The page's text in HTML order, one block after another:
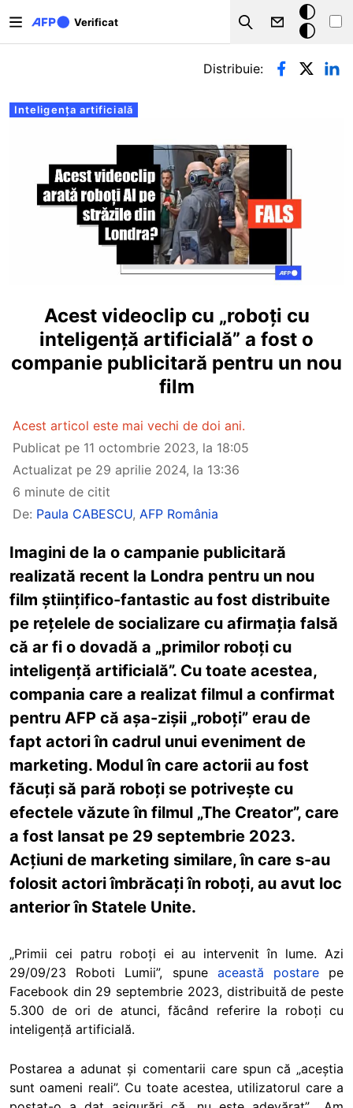
Verificat
Search
Modul
întunecat
Filele principale
Inteligența artificială
Distribuie:
Acest videoclip cu „roboți cu
inteligență artificială” a fost o
companie publicitară pentru un nou
film
Acest articol este mai vechi de doi ani.
Publicat pe 11 octombrie 2023, la 18:05
Actualizat pe 29 aprilie 2024, la 13:36
6 minute de citit
De: Paula CABESCU, AFP România
Imagini de la o campanie publicitară
realizată recent la Londra pentru un nou
film științifico-fantastic au fost distribuite
pe rețelele de socializare cu afirmația falsă
că ar fi o dovadă a „primilor roboți cu
inteligență artificială”. Cu toate acestea,
compania care a realizat filmul a confirmat
pentru AFP că așa-zișii „roboți” erau de
fapt actori în cadrul unui eveniment de
marketing. Modul în care actorii au fost
făcuți să pară roboți se potrivește cu
efectele văzute în filmul „The Creator”, care
a fost lansat pe 29 septembrie 2023.
Acțiuni de marketing similare, în care s-au
folosit actori îmbrăcați în roboți, au avut loc
anterior în Statele Unite.
„Primii cei patru roboți ei au intervenit în lume. Azi
29/09/23 Roboti Lumii”, spune această postarepe
Facebook din 29 septembrie 2023, distribuită de peste
5.300 de ori de atunci, făcând referire la roboți cu
inteligență artificială.
Postarea a adunat și comentarii care spun că „aceștia
sunt oameni reali”. Cu toate acestea, utilizatorul care a